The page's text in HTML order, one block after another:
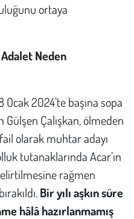
ortaya
Adalet Neden
2024’te başına sopa
Gülşen Çalışkan, ölmeden
olarak muhtar adayı
tutanaklarında Acar’ın
rağmen
Bir yılı aşkın süre
hâlâ hazırlanmamış